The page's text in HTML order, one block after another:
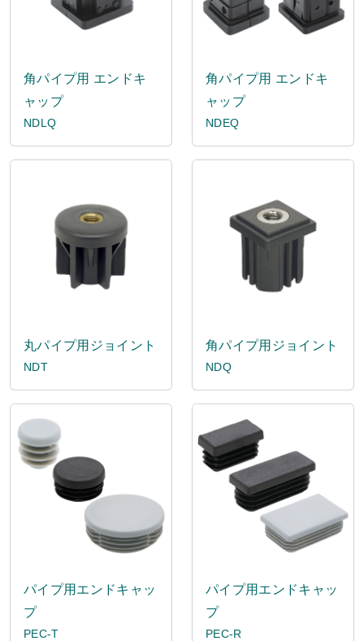
角パイプ用 エンドキ
ャップ
NDLQ
角パイプ用 エンドキ
ャップ
NDEQ
丸パイプ用ジョイント
NDT
角パイプ用ジョイント
NDQ
パイプ用エンドキャッ
プ
PEC-T
パイプ用エンドキャッ
プ
PEC-R